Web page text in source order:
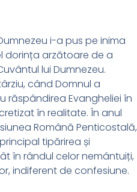
i-a pus pe inima
dorința arzătoare de a
lui Dumnezeu.
când Domnul a
răspândirea Evangheliei în
în realitate. În anul
Română Penticostală,
tipărirea și
în rândul celor nemântuiți,
indiferent de confesiune.